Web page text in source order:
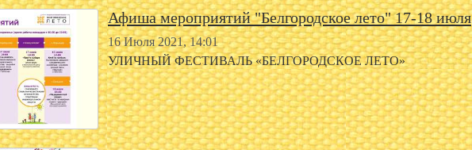
Афиша мероприятий "Белгородское лето" 17-18 июля
16 Июля 2021, 14:01
УЛИЧНЫЙ ФЕСТИВАЛЬ «БЕЛГОРОДСКОЕ ЛЕТО»